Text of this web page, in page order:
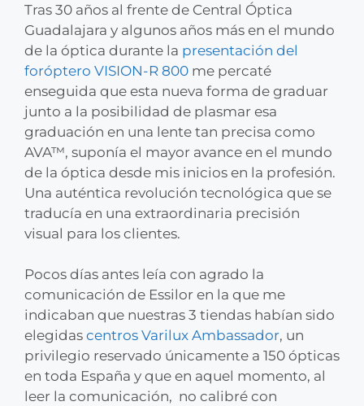
Tras 30 años al frente de Central Óptica
Guadalajara y algunos años más en el mundo
de la óptica durante la presentación del
foróptero VISION-R 800 me percaté
enseguida que esta nueva forma de graduar
junto a la posibilidad de plasmar esa
graduación en una lente tan precisa como
AVA™, suponía el mayor avance en el mundo
de la óptica desde mis inicios en la profesión.
Una auténtica revolución tecnológica que se
traducía en una extraordinaria precisión
visual para los clientes.
Pocos días antes leía con agrado la
comunicación de Essilor en la que me
indicaban que nuestras 3 tiendas habían sido
elegidas centros Varilux Ambassador, un
privilegio reservado únicamente a 150 ópticas
en toda España y que en aquel momento, al
leer la comunicación, no calibré con